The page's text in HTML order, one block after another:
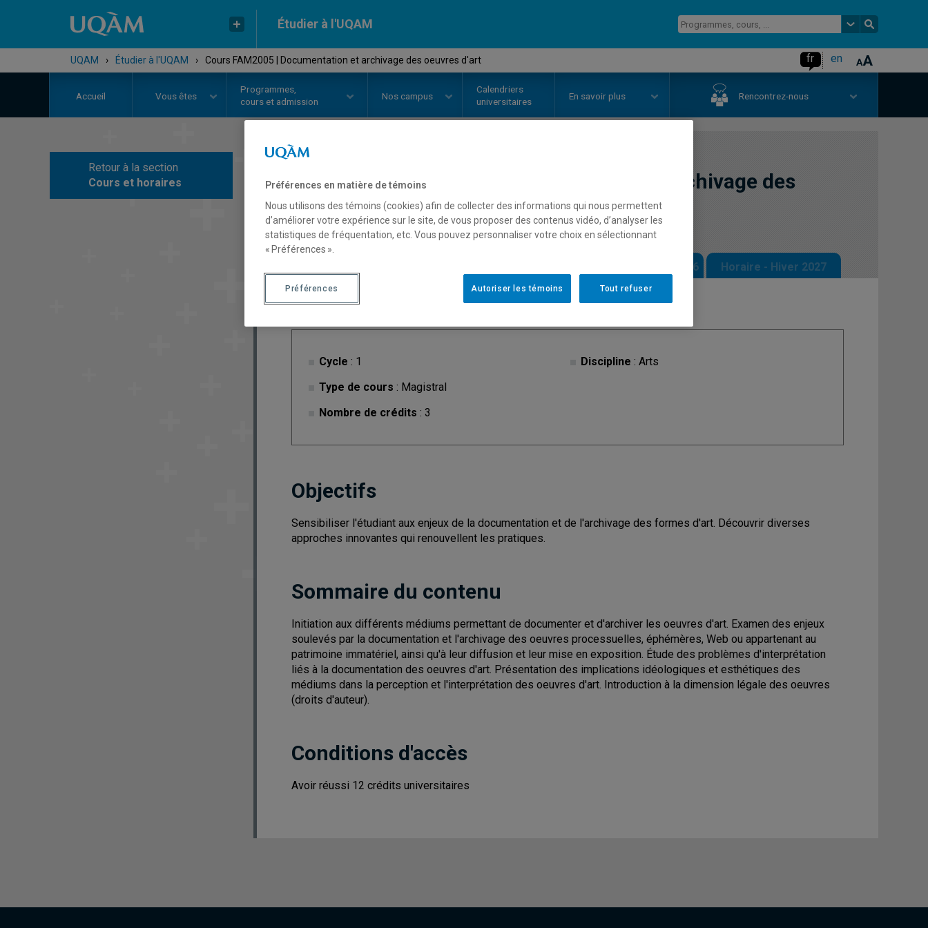
Étudier à l'UQAM
UQAM › Étudier à l'UQAM › Cours FAM2005 | Documentation et archivage des oeuvres d'art fr en
Accueil Vous êtes
Programmes,
cours et admission
Nos campus
Calendriers
universitaires
En savoir plus Rencontrez-nous
Retour à la section
Cours et horaires
COURS// FAM2005
Documentation et archivage des
oeuvres d'art
Horaire - Automne 2026 Horaire - Hiver 2027
Cycle : 1
Type de cours : Magistral
Nombre de crédits : 3
Discipline : Arts
Objectifs
Sensibiliser l'étudiant aux enjeux de la documentation et de l'archivage des formes d'art. Découvrir diverses
approches innovantes qui renouvellent les pratiques.
Sommaire du contenu
Initiation aux différents médiums permettant de documenter et d'archiver les oeuvres d'art. Examen des enjeux
soulevés par la documentation et l'archivage des oeuvres processuelles, éphémères, Web ou appartenant au
patrimoine immatériel, ainsi qu'à leur diffusion et leur mise en exposition. Étude des problèmes d'interprétation
liés à la documentation des oeuvres d'art. Présentation des implications idéologiques et esthétiques des
médiums dans la perception et l'interprétation des oeuvres d'art. Introduction à la dimension légale des oeuvres
(droits d'auteur).
Conditions d'accès
Avoir réussi 12 crédits universitaires
Préférences en matière de témoins
Nous utilisons des témoins (cookies) afin de collecter des informations qui nous permettent
d’améliorer votre expérience sur le site, de vous proposer des contenus vidéo, d’analyser les
statistiques de fréquentation, etc. Vous pouvez personnaliser votre choix en sélectionnant
« Préférences ».
Tout refuser
Autoriser les témoins
Préférences